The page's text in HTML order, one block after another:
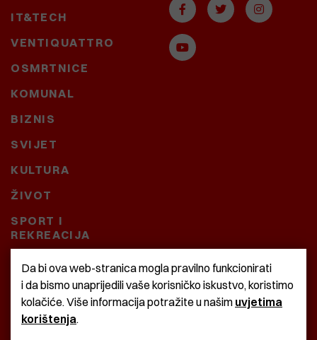
IT&TECH
VENTIQUATTRO
OSMRTNICE
KOMUNAL
BIZNIS
SVIJET
KULTURA
ŽIVOT
SPORT I
REKREACIJA
CRNA KRONIKA
BAŠTARDINI I PRAVI
KRASNA ZEMLJA
Da bi ova web-stranica mogla pravilno funkcionirati
i da bismo unaprijedili vaše korisničko iskustvo, koristimo
kolačiće. Više informacija potražite u našim uvjetima
korištenja.